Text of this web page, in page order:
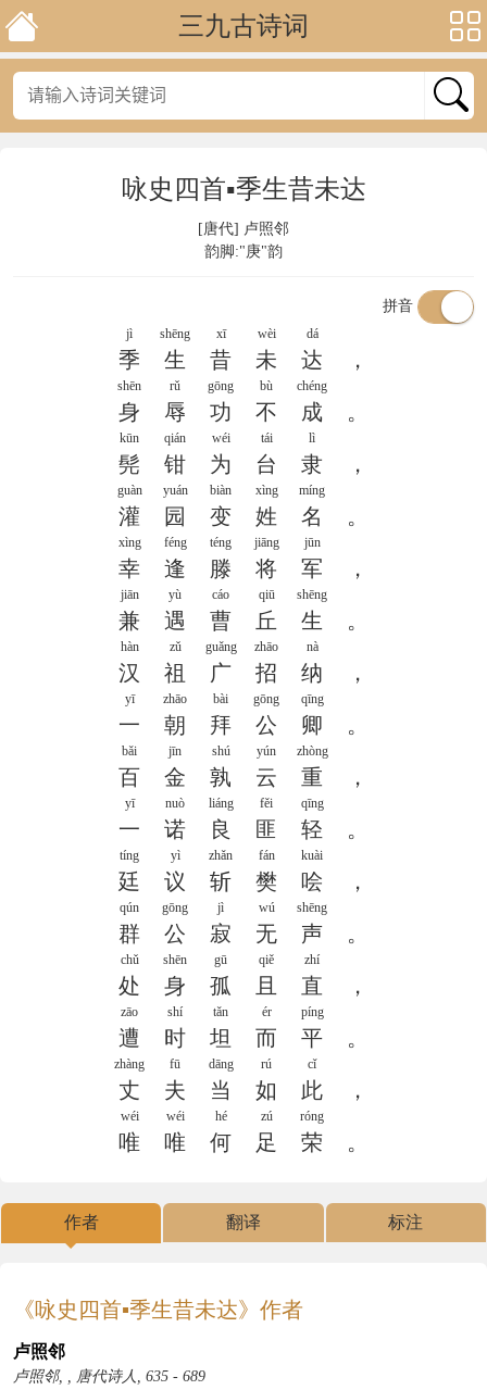
三九古诗词
咏史四首▪季生昔未达
[唐代] 卢照邻
韵脚:"庚"韵
拼音
jì shēng xī wèi dá
季 生 昔 未 达 ，
shēn rǔ gōng bù chéng
身 辱 功 不 成 。
kūn qián wéi tái lì
髡 钳 为 台 隶 ，
guàn yuán biàn xìng míng
灌 园 变 姓 名 。
xìng féng téng jiāng jūn
幸 逢 滕 将 军 ，
jiān yù cáo qiū shēng
兼 遇 曹 丘 生 。
hàn zǔ guǎng zhāo nà
汉 祖 广 招 纳 ，
yī zhāo bài gōng qīng
一 朝 拜 公 卿 。
bǎi jīn shú yún zhòng
百 金 孰 云 重 ，
yī nuò liáng fěi qīng
一 诺 良 匪 轻 。
tíng yì zhǎn fán kuài
廷 议 斩 樊 哙 ，
qún gōng jì wú shēng
群 公 寂 无 声 。
chǔ shēn gū qiě zhí
处 身 孤 且 直 ，
zāo shí tǎn ér píng
遭 时 坦 而 平 。
zhàng fū dāng rú cǐ
丈 夫 当 如 此 ，
wéi wéi hé zú róng
唯 唯 何 足 荣 。
作者 翻译 标注
《咏史四首▪季生昔未达》作者
卢照邻
卢照邻, , 唐代诗人, 635 - 689